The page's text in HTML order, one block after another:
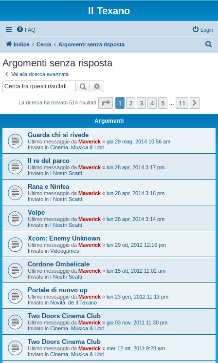
Il Texano
FAQ Login
Indice Cerca Argomenti senza risposta
Argomenti senza risposta
Vai alla ricerca avanzata
Cerca
La ricerca ha trovato 514 risultati Pagina di 11
1 2 3 4 5 11
Argomenti
Guarda chi si rivede
Ultimo messaggio da Maverick « gio 29 mag, 2014 10:56 am
Inviato in Cinema, Musica & Libri
Il re del parco
Ultimo messaggio da Maverick « lun 28 apr, 2014 3:17 pm
Inviato in I Nostri Scatti
Rana e Ninfea
Ultimo messaggio da Maverick « lun 28 apr, 2014 3:16 pm
Inviato in I Nostri Scatti
Volpe
Ultimo messaggio da Maverick « lun 28 apr, 2014 3:14 pm
Inviato in I Nostri Scatti
Xcom: Enemy Unknown
Ultimo messaggio da Maverick « lun 29 ott, 2012 12:16 pm
Inviato in Videogames!
Cordone Ombelicale
Ultimo messaggio da Maverick « lun 15 ott, 2012 11:02 am
Inviato in I Nostri Scatti
Portale di nuovo up
Ultimo messaggio da Maverick « lun 23 gen, 2012 11:13 pm
Inviato in Novità de Il Texano
Two Doors Cinema Club
Ultimo messaggio da Maverick « gio 03 nov, 2011 11:30 pm
Inviato in Cinema, Musica & Libri
Two Doors Cinema Club
Ultimo messaggio da Maverick « mer 12 ott, 2011 9:28 am
Inviato in Cinema, Musica & Libri